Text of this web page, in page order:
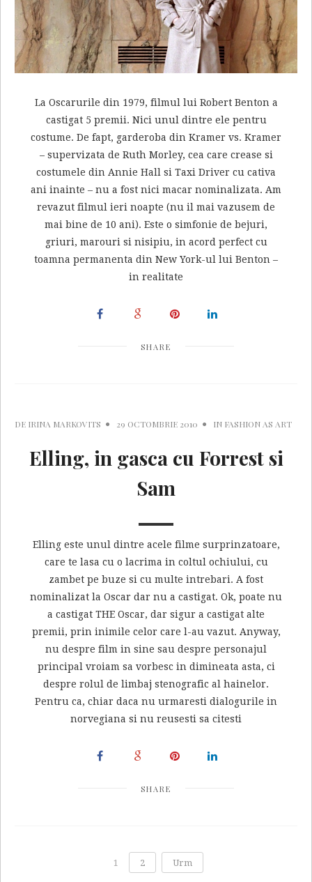
La Oscarurile din 1979, filmul lui Robert Benton a
castigat 5 premii. Nici unul dintre ele pentru
costume. De fapt, garderoba din Kramer vs. Kramer
– supervizata de Ruth Morley, cea care crease si
costumele din Annie Hall si Taxi Driver cu cativa
ani inainte – nu a fost nici macar nominalizata. Am
revazut filmul ieri noapte (nu il mai vazusem de
mai bine de 10 ani). Este o simfonie de bejuri,
griuri, marouri si nisipiu, in acord perfect cu
toamna permanenta din New York-ul lui Benton –
in realitate
SHARE
DE IRINA MARKOVITS 29 OCTOMBRIE 2010 IN FASHION AS ART
Elling, in gasca cu Forrest si
Sam
Elling este unul dintre acele filme surprinzatoare,
care te lasa cu o lacrima in coltul ochiului, cu
zambet pe buze si cu multe intrebari. A fost
nominalizat la Oscar dar nu a castigat. Ok, poate nu
a castigat THE Oscar, dar sigur a castigat alte
premii, prin inimile celor care l-au vazut. Anyway,
nu despre film in sine sau despre personajul
principal vroiam sa vorbesc in dimineata asta, ci
despre rolul de limbaj stenografic al hainelor.
Pentru ca, chiar daca nu urmaresti dialogurile in
norvegiana si nu reusesti sa citesti
SHARE
1 2 Urm